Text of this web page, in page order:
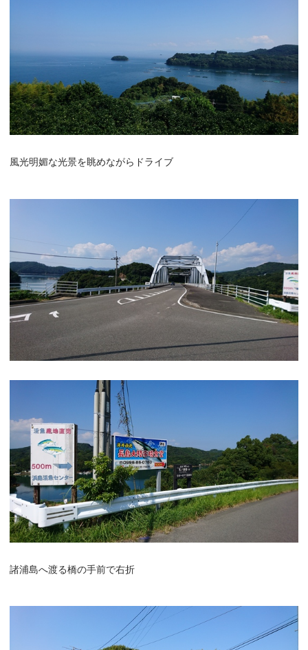
風光明媚な光景を眺めながらドライブ
諸浦島へ渡る橋の手前で右折